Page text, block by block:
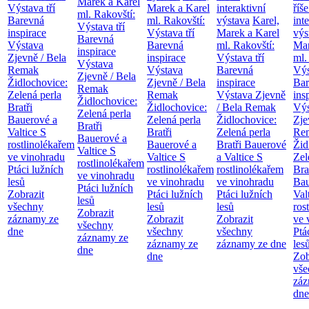
Výstava tří
Barevná
inspirace
Výstava
Zjevně / Bela
Remak
Židlochovice:
Zelená perla
Bratři
Bauerové a
Valtice S
rostlinolékařem
ve vinohradu
Ptáci lužních
lesů
Zobrazit
všechny
záznamy ze
dne
ml. Rakovští:
Výstava tří
Barevná
inspirace
Výstava
Zjevně / Bela
Remak
Židlochovice:
Zelená perla
Bratři
Bauerové a
Valtice S
rostlinolékařem
ve vinohradu
Ptáci lužních
lesů
Zobrazit
všechny
záznamy ze
dne
Marek a Karel
ml. Rakovští:
Výstava tří
Barevná
inspirace
Výstava
Zjevně / Bela
Remak
Židlochovice:
Zelená perla
Bratři
Bauerové a
Valtice S
rostlinolékařem
ve vinohradu
Ptáci lužních
lesů
Zobrazit
všechny
záznamy ze
dne
interaktivní
výstava Karel,
Marek a Karel
ml. Rakovští:
Výstava tří
Barevná
inspirace
Výstava Zjevně
/ Bela Remak
Židlochovice:
Zelená perla
Bratři Bauerové
a Valtice S
rostlinolékařem
ve vinohradu
Ptáci lužních
lesů
Zobrazit
všechny
záznamy ze dne
ml.
ve
dne